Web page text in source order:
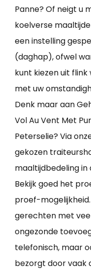
Panne? Of neigt u
koelverse
een instelling
(daghap), ofwel
kunt kiezen uit
met uw
Denk maar aan
Vol Au Vent Met
Peterselie? Via
gekozen
maaltijdbedeling in
Bekijk goed het
proef-
gerechten met
ongezonde
telefonisch, maar
bezorgt door vaak